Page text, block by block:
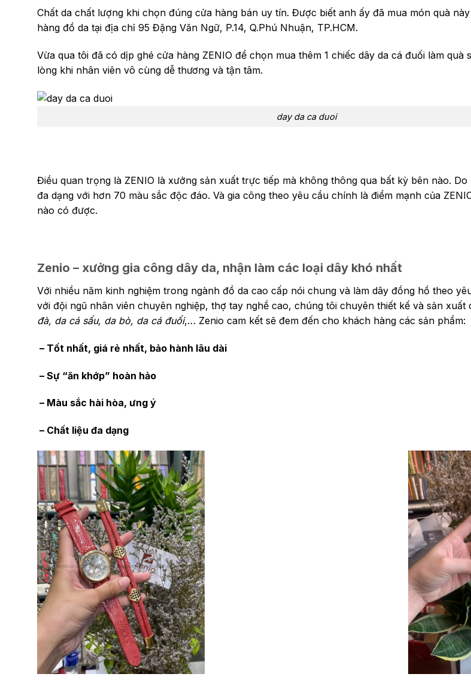
Chất da chất lượng khi chọn đúng cửa hàng bán uy tín. Được biết anh ấy đã mua món quà
hàng đồ da tại địa chỉ 95 Đặng Văn Ngữ, P.14, Q.Phú Nhuận, TP.HCM.
Vừa qua tôi đã có dịp ghé cửa hàng ZENIO để chọn mua thêm 1 chiếc dây da cá đuối làm quà
lòng khi nhân viên vô cùng dễ thương và tận tâm.
day da ca duoi
Điều quan trọng là ZENIO là xưởng sản xuất trực tiếp mà không thông qua bất kỳ bên nào.
đa dạng với hơn 70 màu sắc độc đáo. Và gia công theo yêu cầu chính là điểm mạnh của
nào có được.
Zenio – xưởng gia công dây da, nhận làm các loại dây khó nhất
Với nhiều năm kinh nghiệm trong ngành đồ da cao cấp nói chung và làm dây đồng hồ theo
với đội ngũ nhân viên chuyên nghiệp, thợ tay nghề cao, chúng tôi chuyên thiết kế và sản xuất
đà, da cá sấu, da bò, da cá đuối,… Zenio cam kết sẽ đem đến cho khách hàng các sản phẩm:
– Tốt nhất, giá rẻ nhất, bảo hành lâu dài
– Sự “ăn khớp” hoàn hảo
– Màu sắc hài hòa, ưng ý
– Chất liệu đa dạng